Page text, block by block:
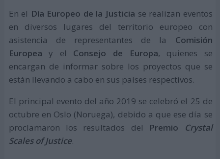
En el Día Europeo de la Justicia se realizan eventos
en diversos lugares del territorio europeo con
asistencia de representantes de la Comisión
Europea y el Consejo de Europa, quienes se
encargan de informar sobre los proyectos que se
están llevando a cabo en sus países respectivos.
El principal evento del año 2019 se celebró el 25 de
octubre en Oslo (Noruega), debido a que ese día se
proclamaron los resultados del Premio Crystal
Scales of Justice.